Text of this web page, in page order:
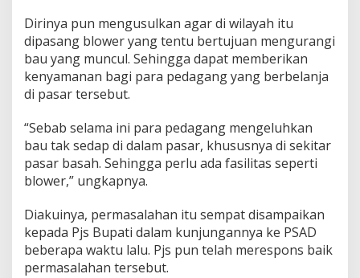
Dirinya pun mengusulkan agar di wilayah itu
dipasang blower yang tentu bertujuan mengurangi
bau yang muncul. Sehingga dapat memberikan
kenyamanan bagi para pedagang yang berbelanja
di pasar tersebut.
“Sebab selama ini para pedagang mengeluhkan
bau tak sedap di dalam pasar, khususnya di sekitar
pasar basah. Sehingga perlu ada fasilitas seperti
blower,” ungkapnya.
Diakuinya, permasalahan itu sempat disampaikan
kepada Pjs Bupati dalam kunjungannya ke PSAD
beberapa waktu lalu. Pjs pun telah merespons baik
permasalahan tersebut.